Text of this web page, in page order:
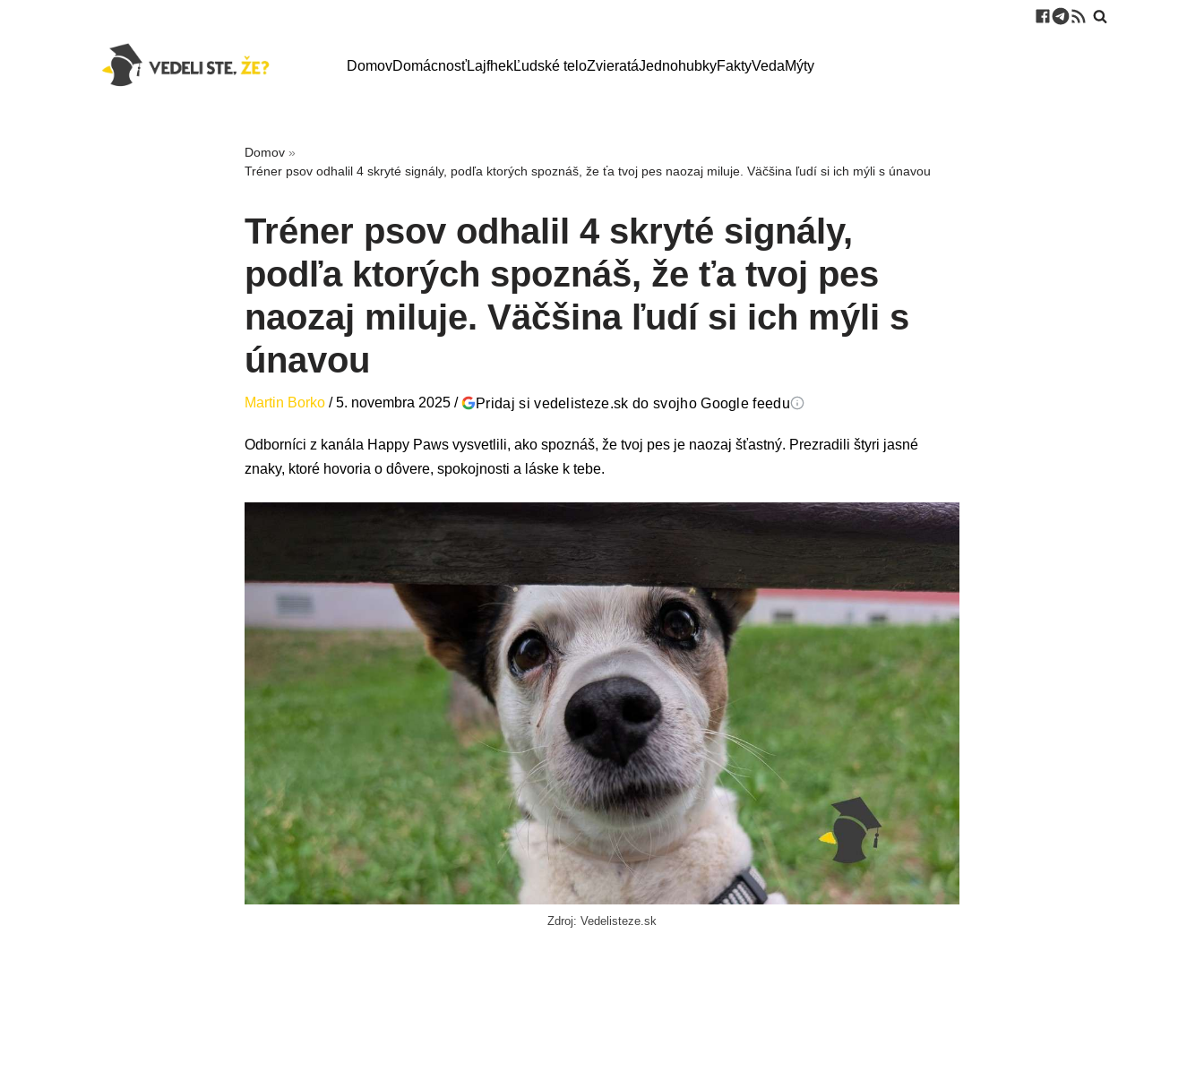
DomovDomácnosťLajfhekĽudské teloZvieratáJednohubkyFaktyVedaMýty
Domov »
Tréner psov odhalil 4 skryté signály, podľa ktorých spoznáš, že ťa tvoj pes naozaj miluje. Väčšina ľudí si ich mýli s únavou
Tréner psov odhalil 4 skryté signály,
podľa ktorých spoznáš, že ťa tvoj pes
naozaj miluje. Väčšina ľudí si ich mýli s
únavou
Martin Borko /5. novembra 2025 / Pridaj si vedelisteze.sk do svojho Google feedu
Odborníci z kanála Happy Paws vysvetlili, ako spoznáš, že tvoj pes je naozaj šťastný. Prezradili štyri jasné
znaky, ktoré hovoria o dôvere, spokojnosti a láske k tebe.
Zdroj: Vedelisteze.sk